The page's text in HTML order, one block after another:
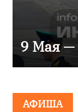
АФИША